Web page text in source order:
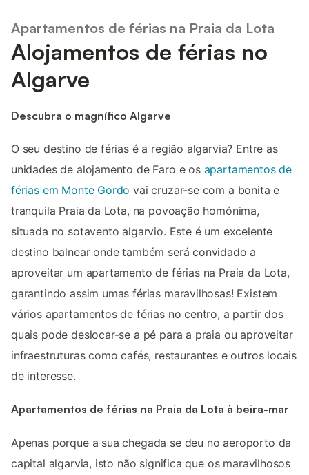
Apartamentos de férias na Praia da Lota
Alojamentos de férias no
Algarve
Descubra o magnífico Algarve
O seu destino de férias é a região algarvia? Entre as
unidades de alojamento de Faro e os apartamentos de
férias em Monte Gordo vai cruzar-se com a bonita e
tranquila Praia da Lota, na povoação homónima,
situada no sotavento algarvio. Este é um excelente
destino balnear onde também será convidado a
aproveitar um apartamento de férias na Praia da Lota,
garantindo assim umas férias maravilhosas! Existem
vários apartamentos de férias no centro, a partir dos
quais pode deslocar-se a pé para a praia ou aproveitar
infraestruturas como cafés, restaurantes e outros locais
de interesse.
Apartamentos de férias na Praia da Lota à beira-mar
Apenas porque a sua chegada se deu no aeroporto da
capital algarvia, isto não significa que os maravilhosos